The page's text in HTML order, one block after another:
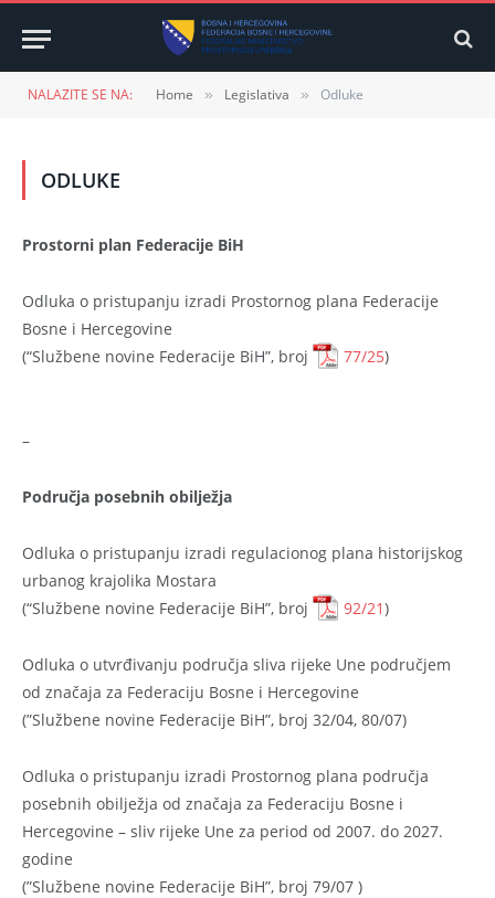
NALAZITE SE NA: Home » Legislativa » Odluke
ODLUKE
Prostorni plan Federacije BiH
Odluka o pristupanju izradi Prostornog plana Federacije
Bosne i Hercegovine
(“Službene novine Federacije BiH”, broj
77/25)
–
Područja posebnih obilježja
Odluka o pristupanju izradi regulacionog plana historijskog
urbanog krajolika Mostara
(“Službene novine Federacije BiH”, broj
92/21)
Odluka o utvrđivanju područja sliva rijeke Une područjem
od značaja za Federaciju Bosne i Hercegovine
(”Službene novine Federacije BiH”, broj 32/04, 80/07)
Odluka o pristupanju izradi Prostornog plana područja
posebnih obilježja od značaja za Federaciju Bosne i
Hercegovine – sliv rijeke Une za period od 2007. do 2027.
godine
(”Službene novine Federacije BiH”, broj 79/07 )